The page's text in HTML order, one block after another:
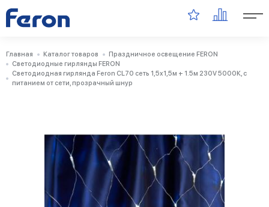
Главная Каталог товаров
Праздничное освещение FERON
Светодиодные гирлянды FERON
Светодиодная гирлянда Feron CL70 сеть 1,5х1,5м + 1.5м 230V 5000К, c
питанием от сети, прозрачный шнур